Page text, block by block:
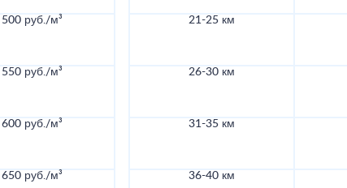
500 руб./м³
550 руб./м³
600 руб./м³
650 руб./м³
21-25 км
26-30 км
31-35 км
36-40 км